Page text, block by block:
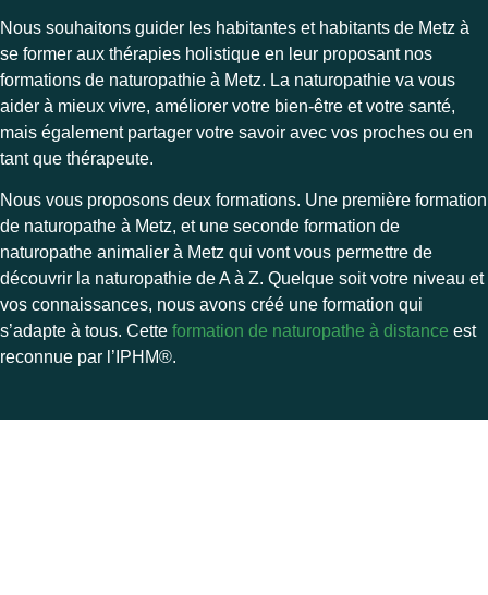
Nous souhaitons guider les habitantes et habitants de Metz à
se former aux thérapies holistique en leur proposant nos
formations de naturopathie à Metz. La naturopathie va vous
aider à mieux vivre, améliorer votre bien-être et votre santé,
mais également partager votre savoir avec vos proches ou en
tant que thérapeute.
Nous vous proposons deux formations. Une première formation
de naturopathe à Metz, et une seconde formation de
naturopathe animalier à Metz qui vont vous permettre de
découvrir la naturopathie de A à Z. Quelque soit votre niveau et
vos connaissances, nous avons créé une formation qui
s’adapte à tous. Cette formation de naturopathe à distance est
reconnue par l’ IPHM®.